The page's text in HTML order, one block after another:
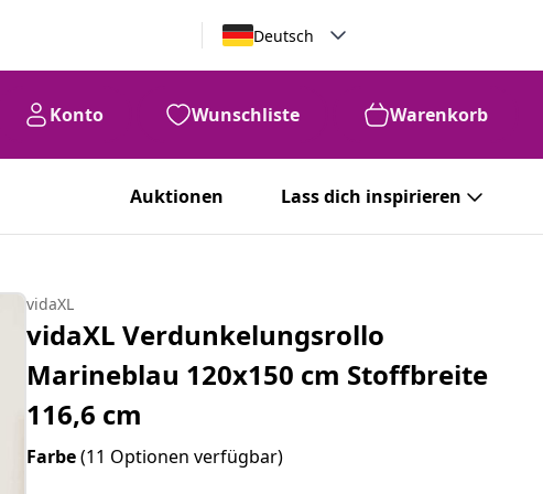
Deutsch
Konto Wunschliste Warenkorb
Auktionen Lass dich inspirieren
vidaXL
vidaXL Verdunkelungsrollo
Marineblau 120x150 cm Stoffbreite
116,6 cm
Farbe(11 Optionen verfügbar)